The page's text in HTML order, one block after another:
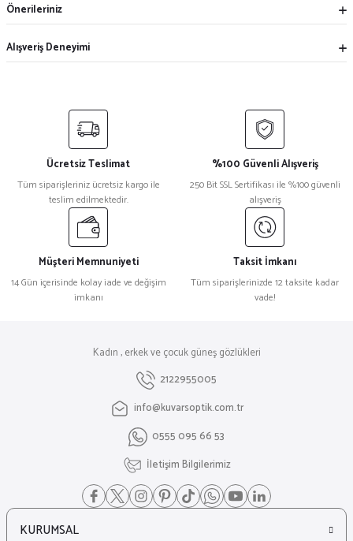
Önerileriniz
Alışveriş Deneyimi
Ücretsiz Teslimat
Tüm siparişleriniz ücretsiz kargo ile
teslim edilmektedir.
%100 Güvenli Alışveriş
250 Bit SSL Sertifikası ile %100 güvenli
alışveriş
Müşteri Memnuniyeti
14 Gün içerisinde kolay iade ve değişim
imkanı
Taksit İmkanı
Tüm siparişlerinizde 12 taksite kadar
vade!
Kadın , erkek ve çocuk güneş gözlükleri
2122955005
info@kuvarsoptik.com.tr
0555 095 66 53
İletişim Bilgilerimiz
KURUMSAL